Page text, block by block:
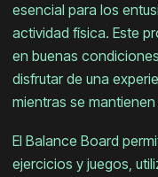
esencial para los
actividad física. Este
en buenas
disfrutar de una
mientras se
El Balance Board
ejercicios y juegos,